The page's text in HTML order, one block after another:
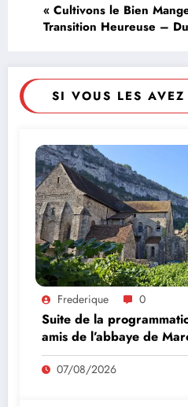
« Cultivons le Bien
Transition Heureuse –
SI VOUS LES
Frederique 0
Suite de la
amis de l’abbaye de
07/08/2026